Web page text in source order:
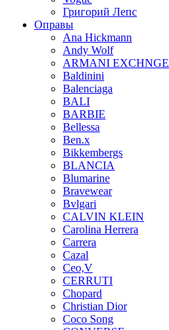
Григорий Лепс
Оправы
Ana Hickmann
Andy Wolf
ARMANI EXCHNGE
Baldinini
Balenciaga
BALI
BARBIE
Bellessa
Ben.x
Bikkembergs
BLANCIA
Blumarine
Bravewear
Bvlgari
CALVIN KLEIN
Carolina Herrera
Carrera
Cazal
Ceo,V
CERRUTI
Chopard
Christian Dior
Coco Song